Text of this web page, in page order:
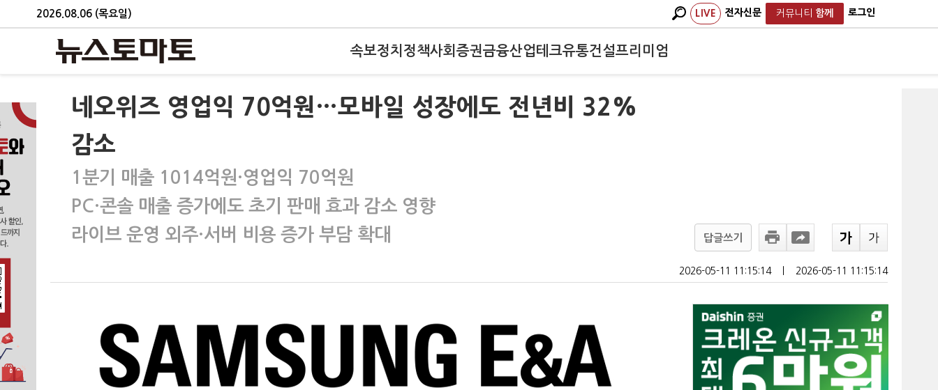
2026.08.06 (목요일) LIVE 전자신문 커뮤니티 함께 로그인
속보정치 정책사회 증권금융산업테크유통건설프리미엄
네오위즈 영업익 70억원…모바일 성장에도 전년비 32%
감소
1분기 매출 1014억원·영업익 70억원
PC·콘솔 매출 증가에도 초기 판매 효과 감소 영향
라이브 운영 외주·서버 비용 증가 부담 확대
답글쓰기
2026-05-11 11:15:14 2026-05-11 11:15:14